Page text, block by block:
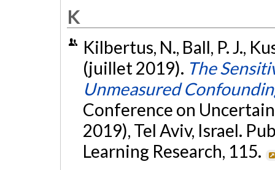
K
Kilbertus, N., Ball, P. J.,
(juillet 2019). The
Unmeasured
Conference on
2019), Tel Aviv, Israel.
Learning Research, 115.